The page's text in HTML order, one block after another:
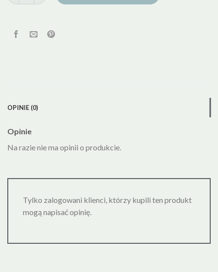
OPINIE (0)
Opinie
Na razie nie ma opinii o produkcie.
Tylko zalogowani klienci, którzy kupili ten produkt
mogą napisać opinię.